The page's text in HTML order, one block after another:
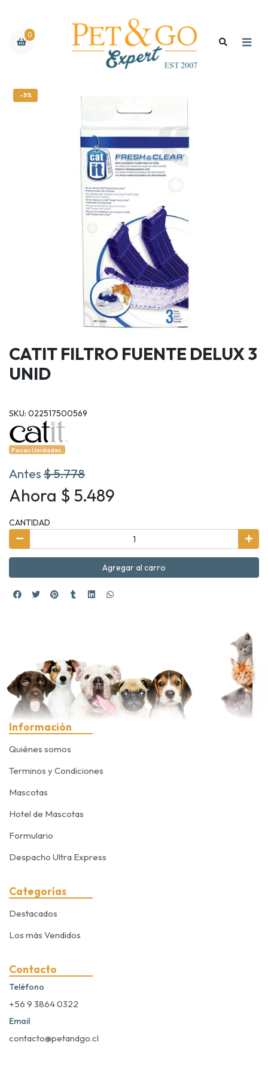
0
-5%
CATIT FILTRO FUENTE DELUX 3
UNID
SKU: 022517500569
Pocas Unidades.
Antes$ 5.778
Ahora $ 5.489
CANTIDAD
Agregar al carro
Información
Quiénes somos
Terminos y Condiciones
Mascotas
Hotel de Mascotas
Formulario
Despacho Ultra Express
Categorías
Destacados
Los más Vendidos
Contacto
Teléfono
+56 9 3864 0322
Email
contacto@petandgo.cl